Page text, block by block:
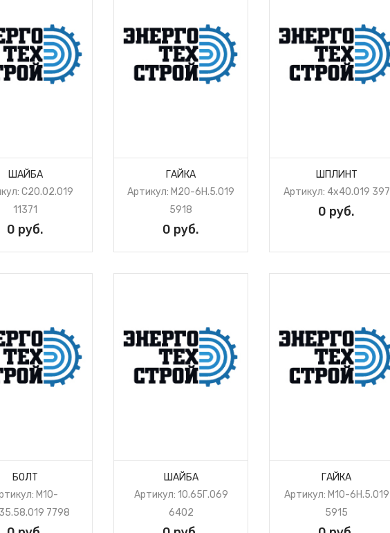
ШАЙБА
С20.02.019
11371
0 руб.
ГАЙКА
Артикул: М20-6H.5.019
5918
0 руб.
ШПЛИНТ
Артикул: 4х40.019 397
0 руб.
БОЛТ
М10-
7798
ШАЙБА
Артикул: 10.65Г.069
6402
ГАЙКА
Артикул: М10-6H.5.019
5915